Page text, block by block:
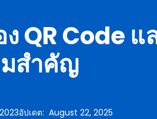
QR Code แ
สำคัญ
อัปเดต: August 22, 2025